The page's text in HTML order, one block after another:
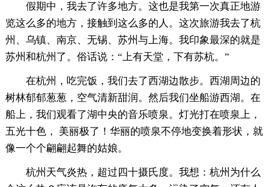
假期中，我去了许多地方。这也是我第一次真正地游
览这么多的地方，接触到这么多的人。这次旅游我去了杭
州、乌镇、南京、无锡、苏州与上海。我印象最深的就是
苏州和杭州了。俗话说：“上有天堂，下有苏杭。”
在杭州，吃完饭，我们去了西湖边散步。西湖周边的
树林郁郁葱葱，空气清新甜润。然后我们坐船游西湖。在
船上，我们观看了湖中央的音乐喷泉。灯光打在喷泉上，
五光十色， 美丽极了！华丽的喷泉不停地变换着形状，就
像一个个翩翩起舞的姑娘。
杭州天气炎热，超过四十摄氏度。我想：杭州为什么